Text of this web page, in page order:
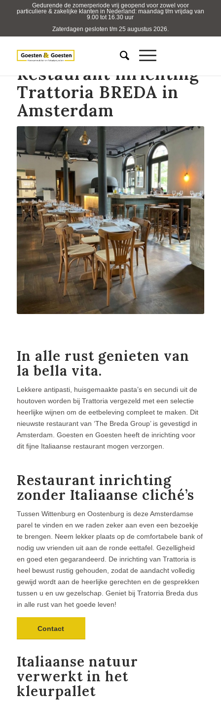
Gedurende de zomerperiode vrij geopend voor zowel voor
particuliere & zakelijke klanten in Nederland: maandag t/m vrijdag van
9.00 tot 16.30 uur
Zaterdagen gesloten t/m 25 augustus 2026.
Restaurant inrichting
Trattoria BREDA in
Amsterdam
In alle rust genieten van
la bella vita.
Lekkere antipasti, huisgemaakte pasta’s en secundi uit de
houtoven worden bij Trattoria vergezeld met een selectie
heerlijke wijnen om de eetbeleving compleet te maken. Dit
nieuwste restaurant van ‘The Breda Group’ is gevestigd in
Amsterdam. Goesten en Goesten heeft de inrichting voor
dit fijne Italiaanse restaurant mogen verzorgen.
Restaurant inrichting
zonder Italiaanse cliché’s
Tussen Wittenburg en Oostenburg is deze Amsterdamse
parel te vinden en we raden zeker aan even een bezoekje
te brengen. Neem lekker plaats op de comfortabele bank of
nodig uw vrienden uit aan de ronde eettafel. Gezelligheid
en goed eten gegarandeerd. De inrichting van Trattoria is
heel bewust rustig gehouden, zodat de aandacht volledig
gewijd wordt aan de heerlijke gerechten en de gesprekken
tussen u en uw gezelschap. Geniet bij Tratorria Breda dus
in alle rust van het goede leven!
Contact
Italiaanse natuur
verwerkt in het
kleurpallet